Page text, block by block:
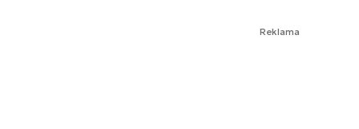
Reklama